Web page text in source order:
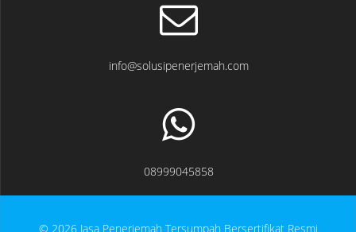
info@solusipenerjemah.com
08999045858
© 2026 Jasa Penerjemah Tersumpah Bersertifikat Resmi